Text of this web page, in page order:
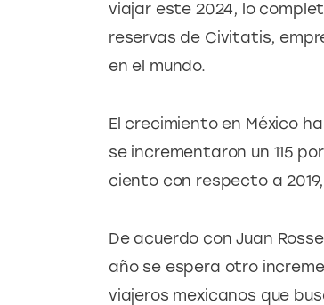
viajar este 2024, lo
reservas de Civitatis,
en el mundo.
El crecimiento en México
se incrementaron un 115
ciento con respecto a
De acuerdo con Juan
año se espera otro
viajeros mexicanos que